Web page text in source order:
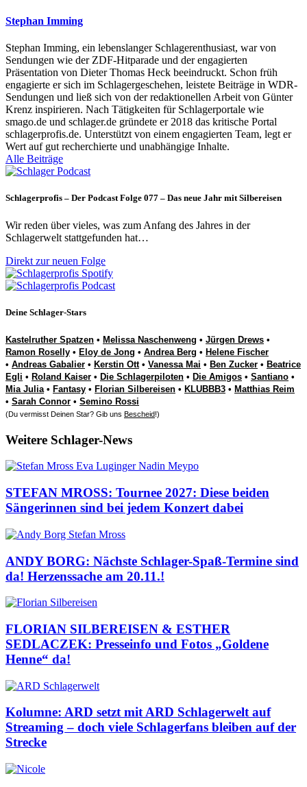
Stephan Imming
Stephan Imming, ein lebenslanger Schlagerenthusiast, war von
Sendungen wie der ZDF-Hitparade und der engagierten
Präsentation von Dieter Thomas Heck beeindruckt. Schon früh
engagierte er sich im Schlagergeschehen, leistete Beiträge in WDR-
Sendungen und ließ sich von der redaktionellen Arbeit von Günter
Krenz inspirieren. Nach Tätigkeiten für Schlagerportale wie
smago.de und schlager.de gründete er 2018 das kritische Portal
schlagerprofis.de. Unterstützt von einem engagierten Team, legt er
Wert auf gut recherchierte und unabhängige Inhalte.
Alle Beiträge
Schlagerprofis – Der Podcast Folge 077 – Das neue Jahr mit Silbereisen
Wir reden über vieles, was zum Anfang des Jahres in der
Schlagerwelt stattgefunden hat…
Direkt zur neuen Folge
Deine Schlager-Stars
Kastelruther Spatzen • Melissa Naschenweng • Jürgen Drews •
Ramon Roselly • Eloy de Jong • Andrea Berg • Helene Fischer
• Andreas Gabalier • Kerstin Ott• Vanessa Mai • Ben Zucker • Beatrice
Egli • Roland Kaiser • Die Schlagerpiloten • Die Amigos • Santiano •
Mia Julia• Fantasy • Florian Silbereisen • KLUBBB3 • Matthias Reim
• Sarah Connor • Semino Rossi
(Du vermisst Deinen Star? Gib uns Bescheid!)
Weitere Schlager-News
STEFAN MROSS: Tournee 2027: Diese beiden
Sängerinnen sind bei jedem Konzert dabei
ANDY BORG: Nächste Schlager-Spaß-Termine sind
da! Herzenssache am 20.11.!
FLORIAN SILBEREISEN & ESTHER
SEDLACZEK: Presseinfo und Fotos „Goldene
Henne“ da!
Kolumne: ARD setzt mit ARD Schlagerwelt auf
Streaming – doch viele Schlagerfans bleiben auf der
Strecke